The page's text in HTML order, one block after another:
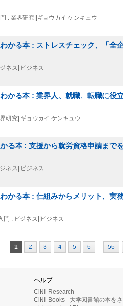
. 業界研究||ギョウカイ ケンキュウ
かる本 : ストレスチェック、「全
ネス||ビジネス
かる本 : 業界人、就職、転職に役
研究||ギョウカイ ケンキュウ
る本 : 支援から就労資格申請まで
ネス||ビジネス
かる本 : 仕組みからメリット、実
門 . ビジネス||ビジネス
1 2 3 4 5 6 ... 56
ヘルプ
CiNii Research
CiNii Books - 大学図書館の本を